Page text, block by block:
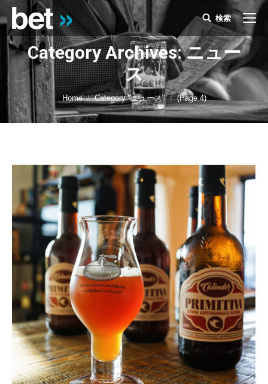
Search:
検索
Category Archives: ニュー
ス
You are here:
Home Category "ニュース" (Page 4)